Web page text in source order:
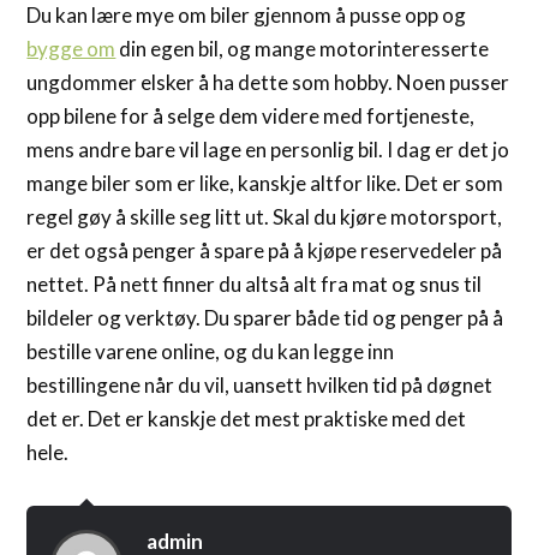
Du kan lære mye om biler gjennom å pusse opp og
bygge om din egen bil, og mange motorinteresserte
ungdommer elsker å ha dette som hobby. Noen pusser
opp bilene for å selge dem videre med fortjeneste,
mens andre bare vil lage en personlig bil. I dag er det jo
mange biler som er like, kanskje altfor like. Det er som
regel gøy å skille seg litt ut. Skal du kjøre motorsport,
er det også penger å spare på å kjøpe reservedeler på
nettet. På nett finner du altså alt fra mat og snus til
bildeler og verktøy. Du sparer både tid og penger på å
bestille varene online, og du kan legge inn
bestillingene når du vil, uansett hvilken tid på døgnet
det er. Det er kanskje det mest praktiske med det
hele.
admin